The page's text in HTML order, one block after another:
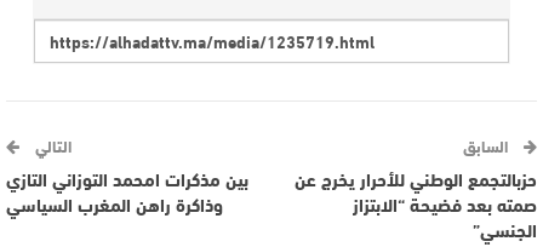
السابق
حزبالتجمع الوطني للأحرار يخرج عن
صمته بعد فضيحة “الابتزاز
الجنسي”
التالي
بين مذكرات امحمد التوزاني التازي
وذاكرة راهن المغرب السياسي